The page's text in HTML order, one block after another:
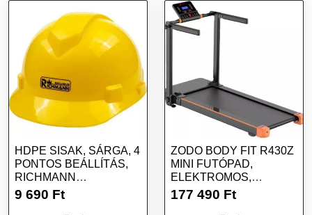
teljesítménye: 1500 W - Edző komputer - Mért értékek: kalória,
dőlés, idő, pulzus, fizikai sebesség, távolság - Biztonsági kulcs -
Ütéscsillapító rendszer - Bluetooth - Tablet tartó - Összecsukható -
LCD Kijelző - Kartámasz - Ív alakú, extra hosszú korlát - Puha
görgők a könnyebb szállításhoz - Andoid applikációletöltési
lehetőség - Egyéni programtervezés - Színe: fehér - Maximális
támogatott súly: 120 kg Méretei: - Hosszúsága: 158 cm -
Szélessége: 80 cm - Magassága: 126 cm - Súlya: 88 kg -
Futófelülete: 45 x 120 cm
HDPE SISAK, SÁRGA, 4
PONTOS BEÁLLÍTÁS,
RICHMANN
EXCLUSIVE
9 690 Ft
ZODO BODY FIT R430Z
MINI FUTÓPAD,
ELEKTROMOS,
ÖSSZEHAJTHATÓ,
177 490 Ft